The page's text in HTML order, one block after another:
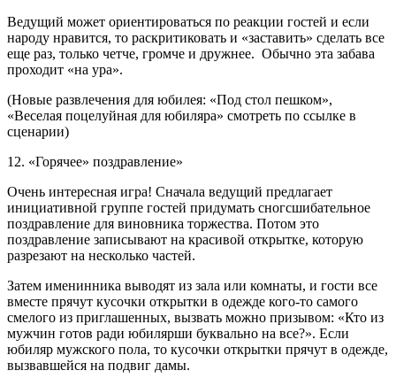
Ведущий может ориентироваться по реакции гостей и если
народу нравится, то раскритиковать и «заставить» сделать все
еще раз, только четче, громче и дружнее. Обычно эта забава
проходит «на ура».
(Новые развлечения для юбилея: «Под стол пешком»,
«Веселая поцелуйная для юбиляра» смотреть по ссылке в
сценарии)
12. «Горячее» поздравление»
Очень интересная игра! Сначала ведущий предлагает
инициативной группе гостей придумать сногсшибательное
поздравление для виновника торжества. Потом это
поздравление записывают на красивой открытке, которую
разрезают на несколько частей.
Затем именинника выводят из зала или комнаты, и гости все
вместе прячут кусочки открытки в одежде кого-то самого
смелого из приглашенных, вызвать можно призывом: «Кто из
мужчин готов ради юбилярши буквально на все?». Если
юбиляр мужского пола, то кусочки открытки прячут в одежде,
вызвавшейся на подвиг дамы.